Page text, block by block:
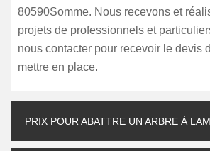
80590Somme. Nous recevons et
projets de professionnels et
nous contacter pour recevoir le devis
mettre en place.
PRIX POUR ABATTRE UN ARBRE À